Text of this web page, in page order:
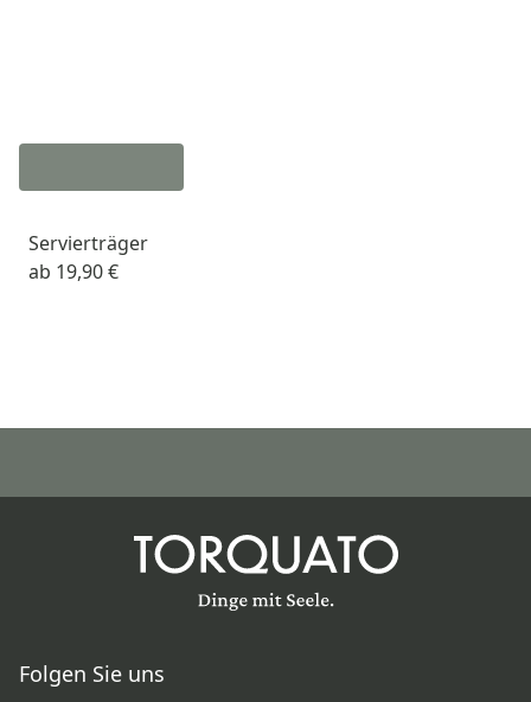
Servierträger
ab 19,90 €
Folgen Sie uns